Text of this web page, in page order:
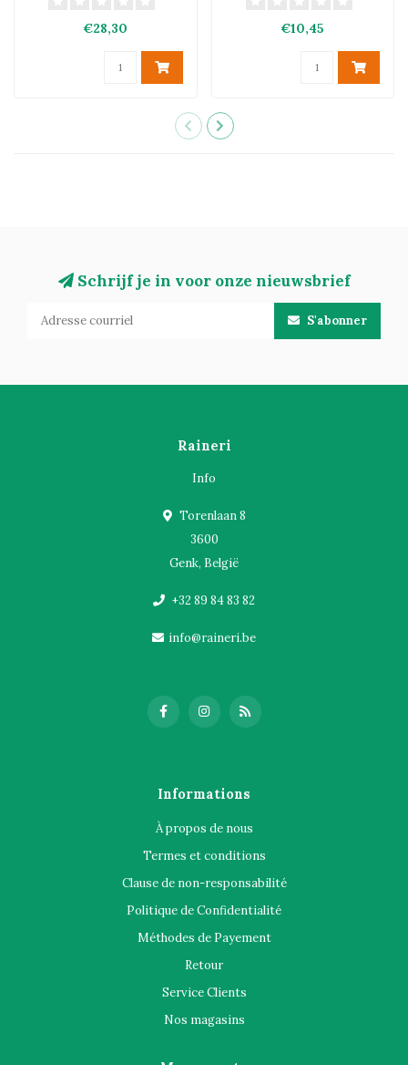
€28,30 €10,45
Schrijf je in voor onze nieuwsbrief
S'abonner
Raineri
Info
Torenlaan 8
3600
Genk, België
+32 89 84 83 82
info@raineri.be
Informations
À propos de nous
Termes et conditions
Clause de non-responsabilité
Politique de Confidentialité
Méthodes de Payement
Retour
Service Clients
Nos magasins